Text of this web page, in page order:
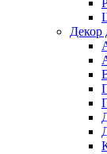
Декор